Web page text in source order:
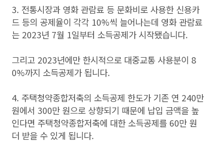
3. 전통시장과 영화 관람료 등 문화비로 사용한 신용카
드 등의 공제율이 각각 10%씩 늘어나는데 영화 관람료
는 2023년 7월 1일부터 소득공제가 시작됐습니다.
그리고 2023년에만 한시적으로 대중교통 사용분이 8
0%까지 소득공제가 됩니다.
4. 주택청약종합저축의 소득공제 한도가 기존 연 240만
원에서 300만 원으로 상향되기 때문에 납입 금액을 높
인다면 주택청약종합저축에 대한 소득공제를 60만 원
더 받을 수 있게 됩니다.